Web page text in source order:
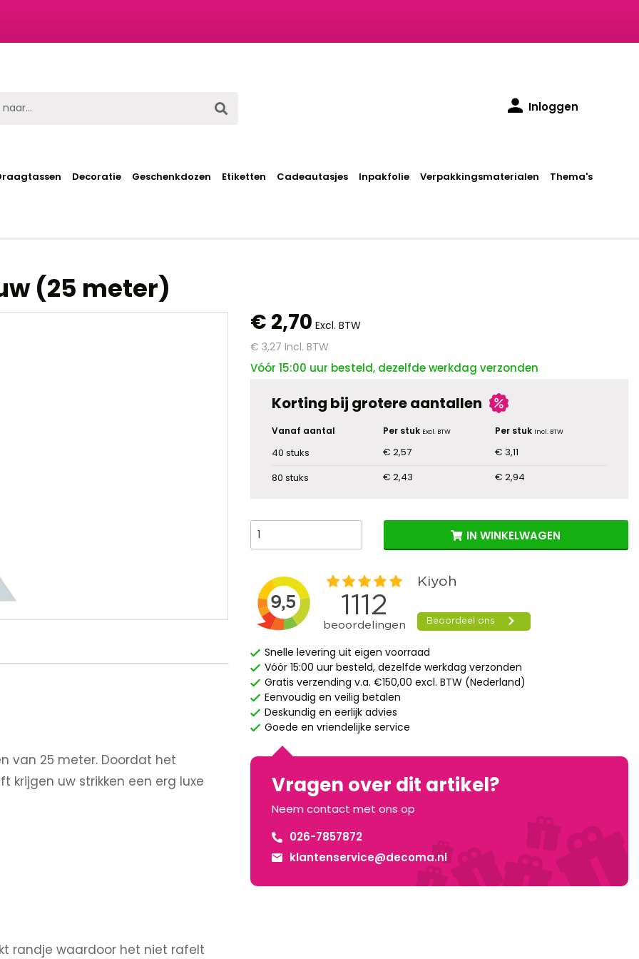
Inloggen
Decoratie Geschenkdozen Etiketten Cadeautasjes Inpakfolie Verpakkingsmaterialen Thema's
(25 meter)
van 25 meter. Doordat het
krijgen uw strikken een erg luxe
randje waardoor het niet rafelt
€ 2,70 Excl. BTW
€ 3,27 Incl. BTW
Vóór 15:00 uur besteld, dezelfde werkdag verzonden
Korting bij grotere aantallen
Vanaf aantal Per stuk Excl. BTW Per stuk Incl. BTW
40 stuks € 2,57
€ 3,11
80 stuks € 2,43 € 2,94
IN WINKELWAGEN
Snelle levering uit eigen voorraad
Vóór 15:00 uur besteld, dezelfde werkdag verzonden
Gratis verzending v.a. €150,00 excl. BTW (Nederland)
Eenvoudig en veilig betalen
Deskundig en eerlijk advies
Goede en vriendelijke service
Vragen over dit artikel?
Neem contact met ons op
026-7857872
klantenservice@decoma.nl